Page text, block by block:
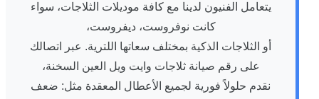
يتعامل الفنيون لدينا مع كافة موديلات الثلاجات، سواء
كانت نوفروست، ديفروست،
أو الثلاجات الذكية بمختلف سعاتها اللترية. عبر اتصالك
على رقم صيانة ثلاجات وايت ويل العين السخنة،
نقدم حلولاً فورية لجميع الأعطال المعقدة مثل: ضعف